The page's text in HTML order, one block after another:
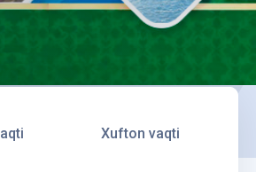
Xufton vaqti